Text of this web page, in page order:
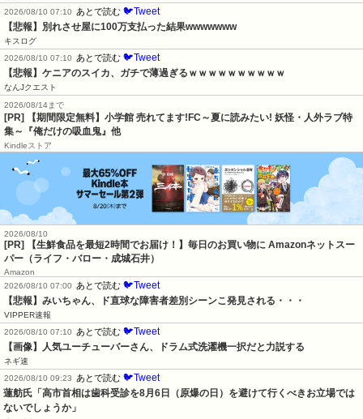
2026/08/10 07:10
あとで読む 🐦Tweet
【悲報】別れさせ屋に100万支払った結果wwwwwww
キスログ
2026/08/10 07:10
あとで読む 🐦Tweet
【悲報】ケニアのスイカ、ガチで薄過ぎるｗｗｗｗｗｗｗｗｗｗ
なんJクエスト
2026/08/14まで
[PR] 【期間限定無料】小学館 売れてます!FC～夏に読みたい! 妖怪・人外ラブ特
集～『俺だけの吸血鬼』他
Kindleストア
2026/08/10
[PR] 【生鮮食品を最短2時間でお届け！】毎日のお買い物に Amazonネットスー
パー（ライフ・バロー・成城石井）
Amazon
2026/08/10 07:00
あとで読む 🐦Tweet
【悲報】みいちゃん、ド直球な障害者差別シーンこ発見される・・・
VIPPER速報
2026/08/10 07:10
あとで読む 🐦Tweet
【画像】人気ユーチューバーさん、ドラム式洗濯機一択だと力説する
ネギ速
2026/08/10 09:23
あとで読む 🐦Tweet
蓮舫氏「高市首相は歯科受診を8月6日（原爆の日）を避けて行くべきお立場では
ないでしょうか」